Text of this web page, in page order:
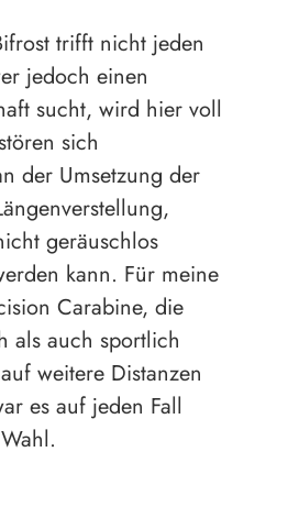
trifft nicht jeden
jedoch einen
sucht, wird hier voll
sich
der Umsetzung der
geräuschlos
kann. Für meine
Carabine, die
als auch sportlich
weitere Distanzen
es auf jeden Fall